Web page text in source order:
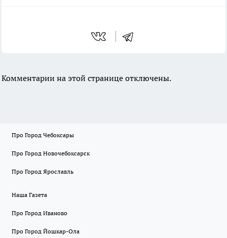
Комментарии на этой странице отключены.
Про Город Чебоксары
Про Город Новочебоксарск
Про Город Ярославль
Наша Газета
Про Город Иваново
Про Город Йошкар-Ола